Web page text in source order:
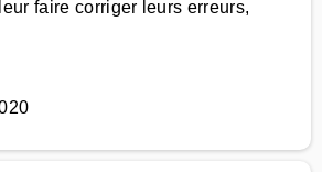
faire corriger leurs erreurs,